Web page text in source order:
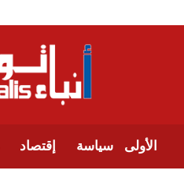
الأولى سياسة إقتصاد